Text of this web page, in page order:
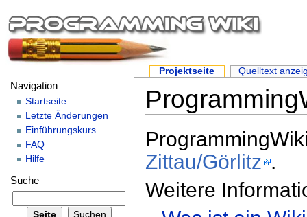
Zittau/Görlitz .
Weitere
Projektseite Quelltext
Navigation
Startseite
Letzte Änderungen
Einführungskurs
FAQ
Hilfe
Suche